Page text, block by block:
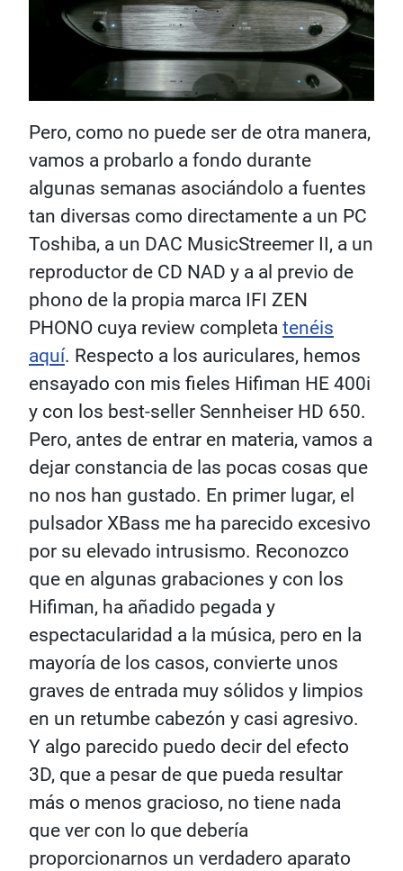
Pero, como no puede ser de otra manera,
vamos a probarlo a fondo durante
algunas semanas asociándolo a fuentes
tan diversas como directamente a un PC
Toshiba, a un DAC MusicStreemer II, a un
reproductor de CD NAD y a al previo de
phono de la propia marca IFI ZEN
PHONO cuya review completa tenéis
aquí. Respecto a los auriculares, hemos
ensayado con mis fieles Hifiman HE 400i
y con los best-seller Sennheiser HD 650.
Pero, antes de entrar en materia, vamos a
dejar constancia de las pocas cosas que
no nos han gustado. En primer lugar, el
pulsador XBass me ha parecido excesivo
por su elevado intrusismo. Reconozco
que en algunas grabaciones y con los
Hifiman, ha añadido pegada y
espectacularidad a la música, pero en la
mayoría de los casos, convierte unos
graves de entrada muy sólidos y limpios
en un retumbe cabezón y casi agresivo.
Y algo parecido puedo decir del efecto
3D, que a pesar de que pueda resultar
más o menos gracioso, no tiene nada
que ver con lo que debería
proporcionarnos un verdadero aparato